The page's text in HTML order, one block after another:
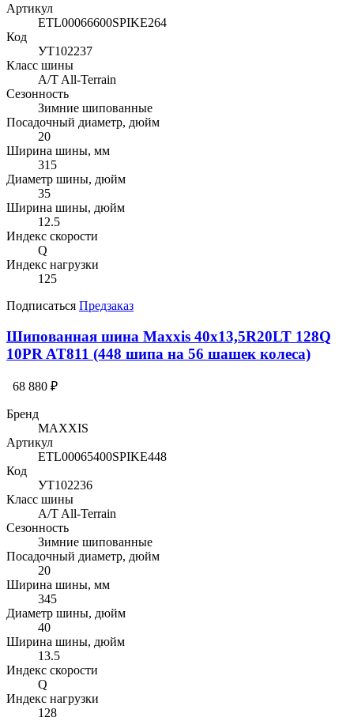
Артикул
ETL00066600SPIKE264
Код
УТ102237
Класс шины
A/T All-Terrain
Сезонность
Зимние шипованные
Посадочный диаметр, дюйм
20
Ширина шины, мм
315
Диаметр шины, дюйм
35
Ширина шины, дюйм
12.5
Индекс скорости
Q
Индекс нагрузки
125
Подписаться Предзаказ
Шипованная шина Maxxis 40x13,5R20LT 128Q
10PR AT811 (448 шипа на 56 шашек колеса)
68 880 ₽
Бренд
MAXXIS
Артикул
ETL00065400SPIKE448
Код
УТ102236
Класс шины
A/T All-Terrain
Сезонность
Зимние шипованные
Посадочный диаметр, дюйм
20
Ширина шины, мм
345
Диаметр шины, дюйм
40
Ширина шины, дюйм
13.5
Индекс скорости
Q
Индекс нагрузки
128